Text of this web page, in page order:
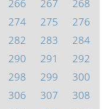
266 267
268
274 275
276
282 283
284
290 291
292
298 299
300
306 307
308